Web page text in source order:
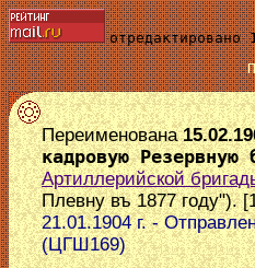
Переименована
кадровую Резервную
Артиллерийской
Плевну въ 1877 году").
21.01.1904 г. -
(ЦГШ169)